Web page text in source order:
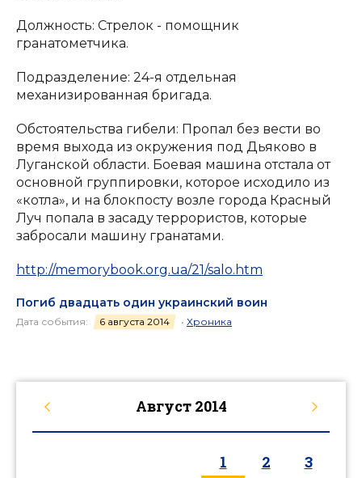
Должность: Стрелок - помощник
гранатометчика.
Подразделение: 24-я отдельная
механизированная бригада.
Обстоятельства гибели: Пропал без вести во
время выхода из окружения под Дьяково в
Луганской области. Боевая машина отстала от
основной группировки, которое исходило из
«котла», и на блокпосту возле города Красный
Луч попала в засаду террористов, которые
забросали машину гранатами.
http://memorybook.org.ua/21/salo.htm
Погиб двадцать один украинский воин
Дата события: 6 августа 2014 • Хроника
Август 2014
1 2
3